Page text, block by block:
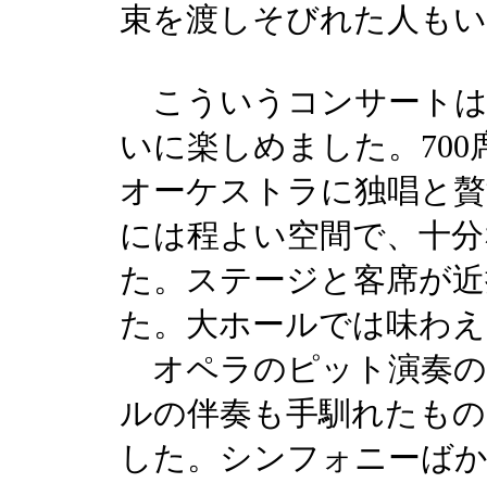
束を渡しそびれた人も
こういうコンサート
いに楽しめました。
オーケストラに独唱と
には程よい空間で、十
た。ステージと客席が
た。大ホールでは味わ
オペラのピット演奏
ルの伴奏も手馴れたも
した。シンフォニーば